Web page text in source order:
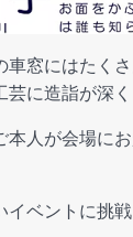
窓にはたくさ
に造詣が深
本人が会場に
ベントに挑戦